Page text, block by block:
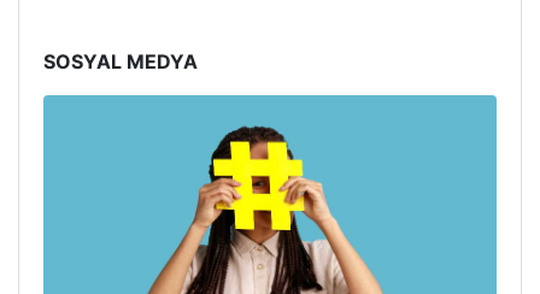
SOSYAL MEDYA